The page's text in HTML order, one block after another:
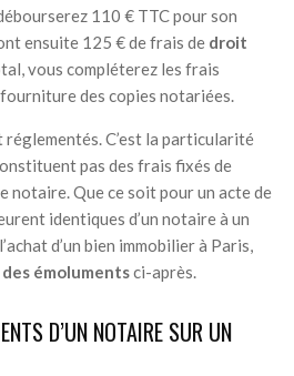
110 € TTC pour son
ensuite 125 € de frais de droit
vous compléterez les frais
des copies notariées.
C’est la particularité
pas des frais fixés de
notaire. Que ce soit pour un acte de
identiques d’un notaire à un
d’un bien immobilier à Paris,
émolumentsci-après.
D’UN NOTAIRE SUR UN